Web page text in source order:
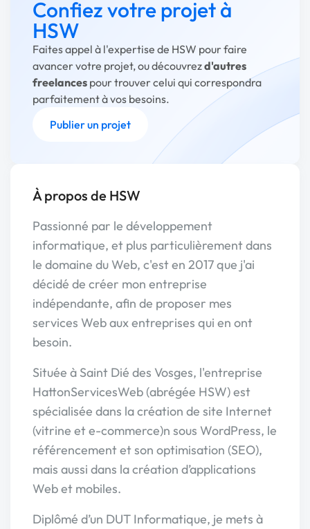
Confiez votre projet à
HSW
Faites appel à l'expertise de HSW pour faire
avancer votre projet, ou découvrezd'autres
freelances pour trouver celui qui correspondra
parfaitement à vos besoins.
Publier un projet
À propos de HSW
Passionné par le développement
informatique, et plus particulièrement dans
le domaine du Web, c'est en 2017 que j'ai
décidé de créer mon entreprise
indépendante, afin de proposer mes
services Web aux entreprises qui en ont
besoin.
Située à Saint Dié des Vosges, l'entreprise
HattonServicesWeb (abrégée HSW) est
spécialisée dans la création de site Internet
(vitrine et e-commerce)n sous WordPress, le
référencement et son optimisation (SEO),
mais aussi dans la création d’applications
Web et mobiles.
Diplômé d’un DUT Informatique, je mets à